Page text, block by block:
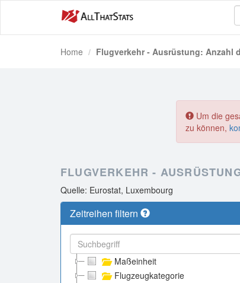
Home Flugverkehr - Ausrüstung: Anzahl
Um die
zu können,
FLUGVERKEHR -
Quelle: Eurostat, Luxembourg
Zeitreihen filtern
Maßeinheit
Flugzeugkategorie